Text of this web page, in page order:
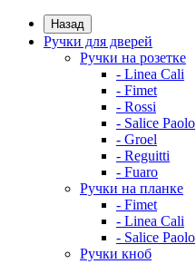
Назад
Ручки для дверей
Ручки на розетке
- Linea Cali
- Fimet
- Rossi
- Salice Paolo
- Groel
- Reguitti
- Fuaro
Ручки на планке
- Fimet
- Linea Cali
- Salice Paolo
Ручки кноб